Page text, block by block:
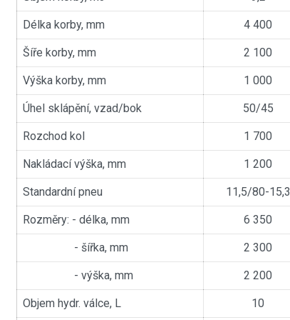
Délka korby, mm 4 400
Šíře korby, mm 2 100
Výška korby, mm 1 000
Úhel sklápění, vzad/bok 50/45
Rozchod kol 1 700
Nakládací výška, mm 1 200
Standardní pneu 11,5/80-15,3
Rozměry: - délka, mm 6 350
- šířka, mm 2 300
- výška, mm 2 200
Objem hydr. válce, L 10